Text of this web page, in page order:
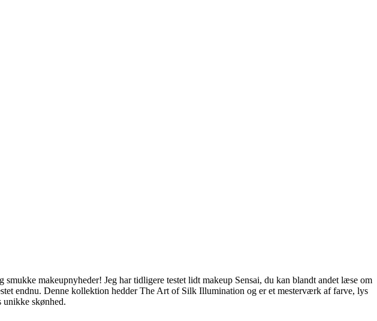
makeupnyheder! Jeg har tidligere testet lidt makeup Sensai, du kan blandt andet læse om
endnu. Denne kollektion hedder The Art of Silk Illumination og er et mesterværk af farve, lys
unikke skønhed.